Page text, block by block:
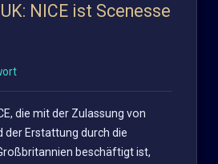
NICE ist Scenesse
die mit der Zulassung von
der Erstattung durch die
beschäftigt ist,